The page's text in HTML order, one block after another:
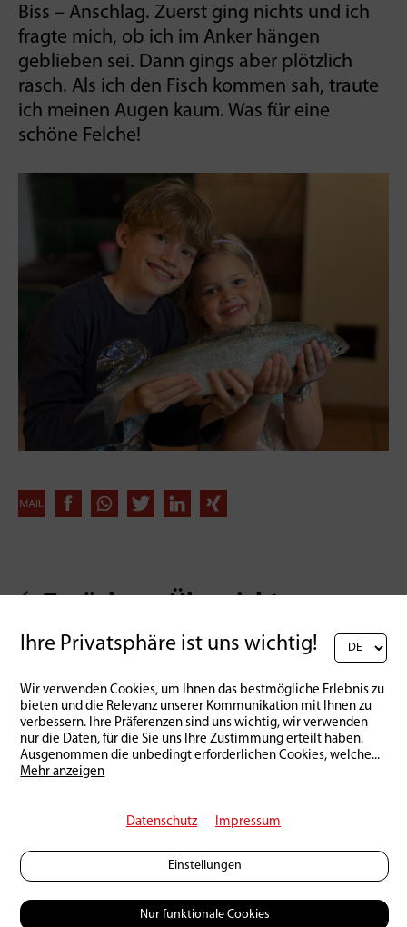
Biss – Anschlag. Zuerst ging nichts und ich
fragte mich, ob ich im Anker hängen
geblieben sei. Dann gings aber plötzlich
rasch. Als ich den Fisch kommen sah, traute
ich meinen Augen kaum. Was für eine
schöne Felche!
Zurück zur Übersicht
Ihre Privatsphäre ist uns wichtig!
Wir verwenden Cookies, um Ihnen das bestmögliche Erlebnis zu
bieten und die Relevanz unserer Kommunikation mit Ihnen zu
verbessern. Ihre Präferenzen sind uns wichtig, wir verwenden
nur die Daten, für die Sie uns Ihre Zustimmung erteilt haben.
Ausgenommen die unbedingt erforderlichen Cookies, welche...
Mehr anzeigen
Datenschutz Impressum
Einstellungen
Nur funktionale Cookies